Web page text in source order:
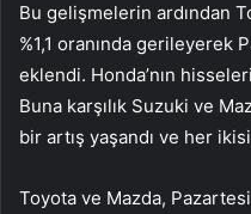
Bu gelişmelerin ardından
%1,1 oranında gerileyerek
eklendi. Honda’nın
Buna karşılık Suzuki ve
bir artış yaşandı ve her
Toyota ve Mazda,